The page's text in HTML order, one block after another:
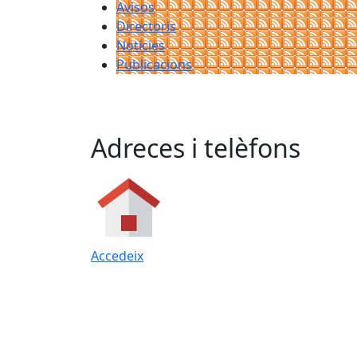
Avisos
Directoris
Notícies
Publicacions
Adreces i telèfons
Accedeix